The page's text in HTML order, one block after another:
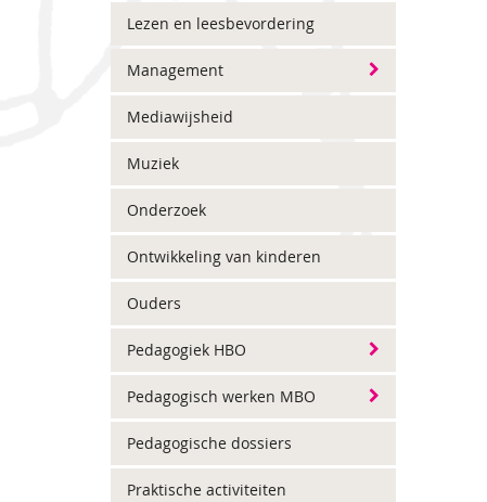
Lezen en leesbevordering
Management
Mediawijsheid
Muziek
Onderzoek
Ontwikkeling van kinderen
Ouders
Pedagogiek HBO
Pedagogisch werken MBO
Pedagogische dossiers
Praktische activiteiten